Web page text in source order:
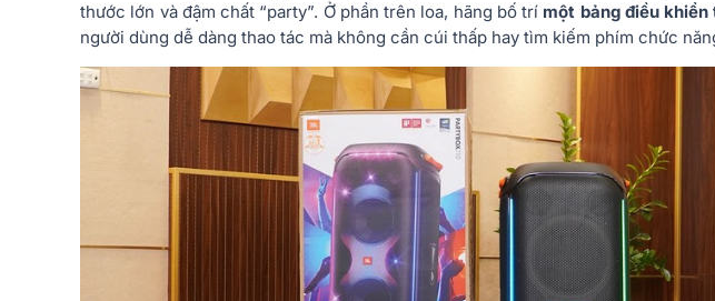
thước lớn và đậm chất “party”. Ở phần trên loa, hãng bố trí một bảng điều
người dùng dễ dàng thao tác mà không cần cúi thấp hay tìm kiếm phím chức